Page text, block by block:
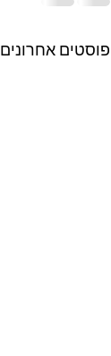
פוסטים אחרונים